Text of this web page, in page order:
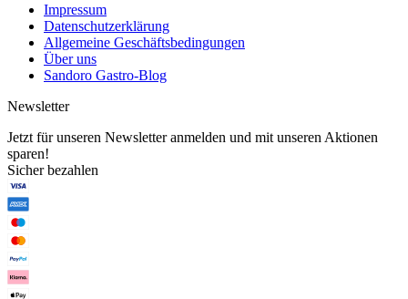
Impressum
Datenschutzerklärung
Allgemeine Geschäftsbedingungen
Über uns
Sandoro Gastro-Blog
Newsletter
Jetzt für unseren Newsletter anmelden und mit unseren Aktionen
sparen!
Sicher bezahlen